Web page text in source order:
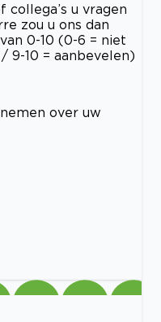
collega’s u vragen
zou u ons dan
0-10 (0-6 = niet
9-10 = aanbevelen)
over uw